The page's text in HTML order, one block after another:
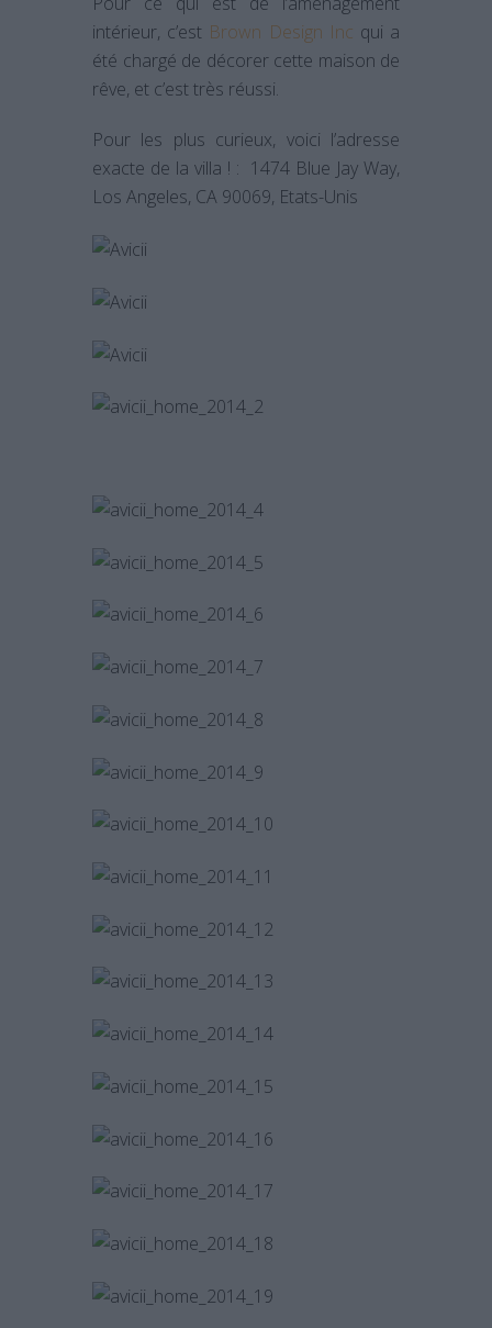
intérieur, c’est Brown Design Inc qui a
été chargé de décorer cette maison de
rêve, et c’est très réussi.
Pour les plus curieux, voici l’adresse
exacte de la villa ! : 1474 Blue Jay Way,
Los Angeles, CA 90069, Etats-Unis